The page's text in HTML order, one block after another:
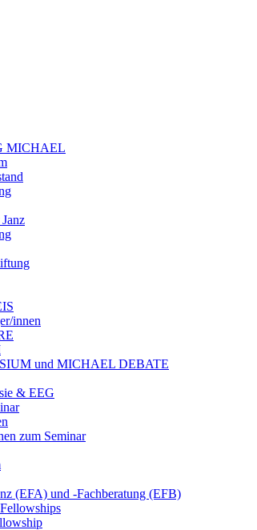
MICHAEL
innen
und MICHAEL DEBATE
& EEG
zum Seminar
(EFA) und -Fachberatung (EFB)